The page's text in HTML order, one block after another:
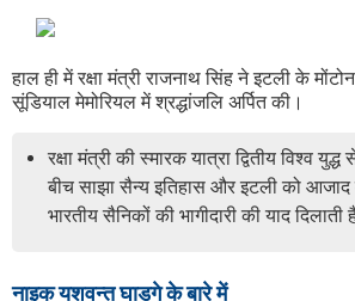
हाल ही में रक्षा मंत्री राजनाथ सिंह ने इटली के
सूंडियाल मेमोरियल में श्रद्धांजलि अर्पित की।
रक्षा मंत्री की स्मारक यात्रा द्वितीय विश्व
बीच साझा सैन्य इतिहास और इटली को
भारतीय सैनिकों की भागीदारी की याद दिलाती
नाइक यशवन्त घाडगे के बारे में